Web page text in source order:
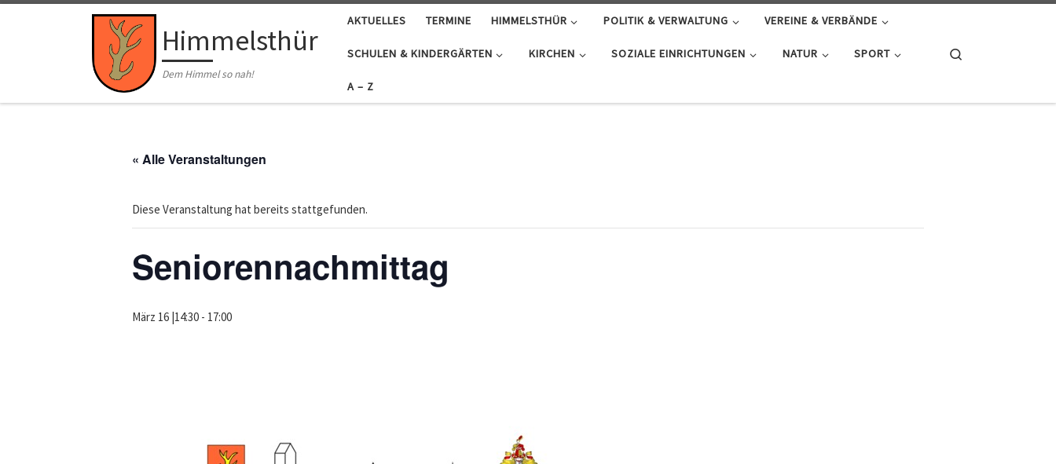
Zum Inhalt springen Himmelsthür
Dem Himmel so nah!
AKTUELLES TERMINE HIMMELSTHÜR POLITIK & VERWALTUNG VEREINE & VERBÄNDE
SCHULEN & KINDERGÄRTEN KIRCHEN SOZIALE EINRICHTUNGEN NATUR SPORT
A – Z
« Alle Veranstaltungen
Diese Veranstaltung hat bereits stattgefunden.
Seniorennachmittag
März 16 |14:30 - 17:00